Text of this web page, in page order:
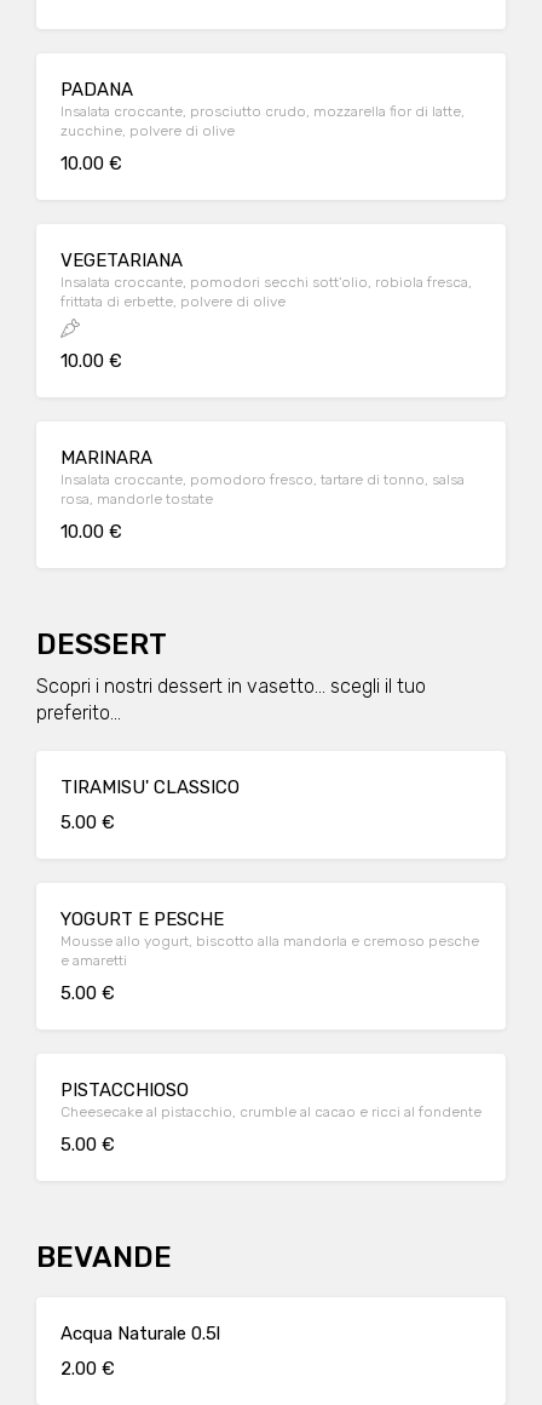
PADANA
Insalata croccante, prosciutto crudo, mozzarella fior di latte,
zucchine, polvere di olive
10.00 €
VEGETARIANA
Insalata croccante, pomodori secchi sott'olio, robiola fresca,
frittata di erbette, polvere di olive
10.00 €
MARINARA
Insalata croccante, pomodoro fresco, tartare di tonno, salsa
rosa, mandorle tostate
10.00 €
DESSERT
Scopri i nostri dessert in vasetto... scegli il tuo
preferito...
TIRAMISU' CLASSICO
5.00 €
YOGURT E PESCHE
Mousse allo yogurt, biscotto alla mandorla e cremoso pesche
e amaretti
5.00 €
PISTACCHIOSO
Cheesecake al pistacchio, crumble al cacao e ricci al fondente
5.00 €
BEVANDE
Acqua Naturale 0.5l
2.00 €